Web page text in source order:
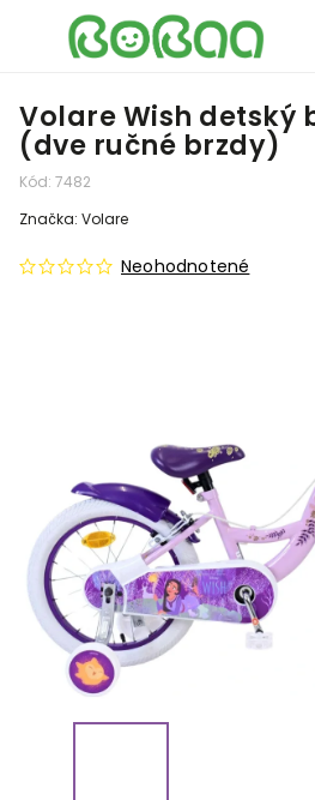
Volare Wish detský
(dve ručné brzdy)
Kód: 7482
Neohodnotené
Značka: Volare